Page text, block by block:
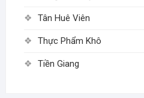
Tân Huê Viên
Thực Phẩm Khô
Tiền Giang